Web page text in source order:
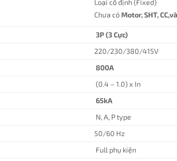
Loại cố định (Fixed)
Chưa có Motor, SHT,
3P (3 Cực)
220/230/380/415V
800A
(0.4 – 1.0) x In
65kA
N, A, P type
50/60 Hz
Full phụ kiện